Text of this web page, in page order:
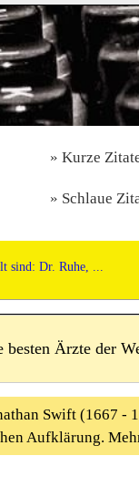
Kurze
Schlaue
sind: Dr. Ruhe, ...
besten Ärzte der
Swift (1667 -
Aufklärung.